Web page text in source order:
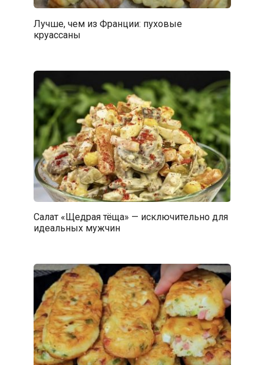
Лучше, чем из Франции: пуховые
круассаны
Салат «Щедрая тёща» — исключительно для
идеальных мужчин